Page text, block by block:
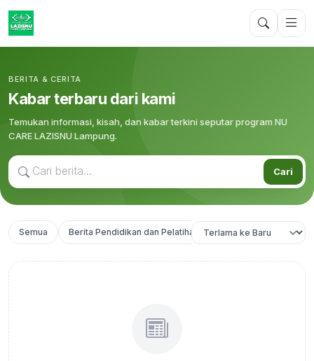
BERITA & CERITA
Kabar terbaru dari kami
Temukan informasi, kisah, dan kabar terkini seputar program NU
CARE LAZISNU Lampung.
Cari
Semua Berita Pendidikan dan Pelatihan https://